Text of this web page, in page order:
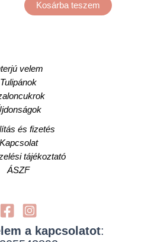
Kosárba teszem
velem
Tulipánok
és fizetés
Kapcsolat
tájékoztató
ÁSZF
a kapcsolatot: